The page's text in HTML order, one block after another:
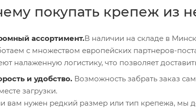
покупать крепеж из
ассортимент.В наличии на складе в
с множеством европейских партнеров-
налаженную логистику, что позволяет
и удобство. Возможность забрать заказ
загрузки.
вам нужен редкий размер или тип крепежа, мы